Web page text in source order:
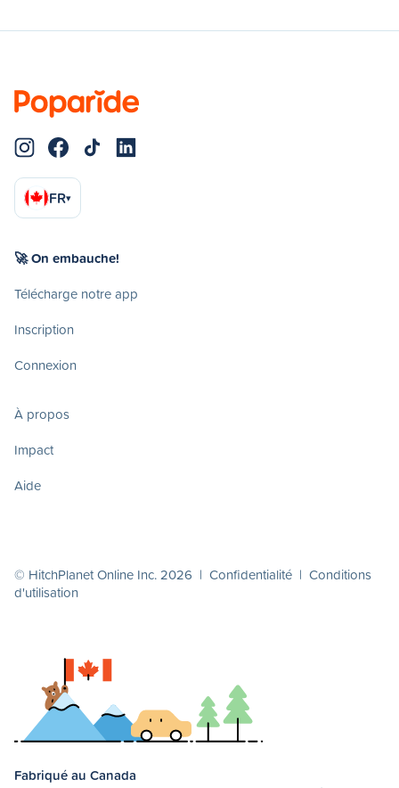
FR▾
🚀 On embauche!
Télécharge notre app
Inscription
Connexion
À propos
Impact
Aide
© HitchPlanet Online Inc. 2026 | Confidentialité | Conditions
d'utilisation
Fabriqué au Canada